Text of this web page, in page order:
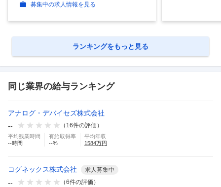
募集中の求人情報を見る
ランキングをもっと見る
同じ業界の給与ランキング
アナログ・デバイセズ株式会社
--
（ 16件の評価）
平均残業時間
--時間
有給取得率
--%
平均年収
1584万円
コグネックス株式会社 求人募集中
-- （6件の評価）